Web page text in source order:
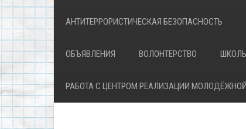
АНТИТЕРРОРИСТИЧЕСКАЯ БЕЗОПАСНОСТЬ
ОБЪЯВЛЕНИЯ ВОЛОНТЕРСТВО
РАБОТА С ЦЕНТРОМ РЕАЛИЗАЦИИ